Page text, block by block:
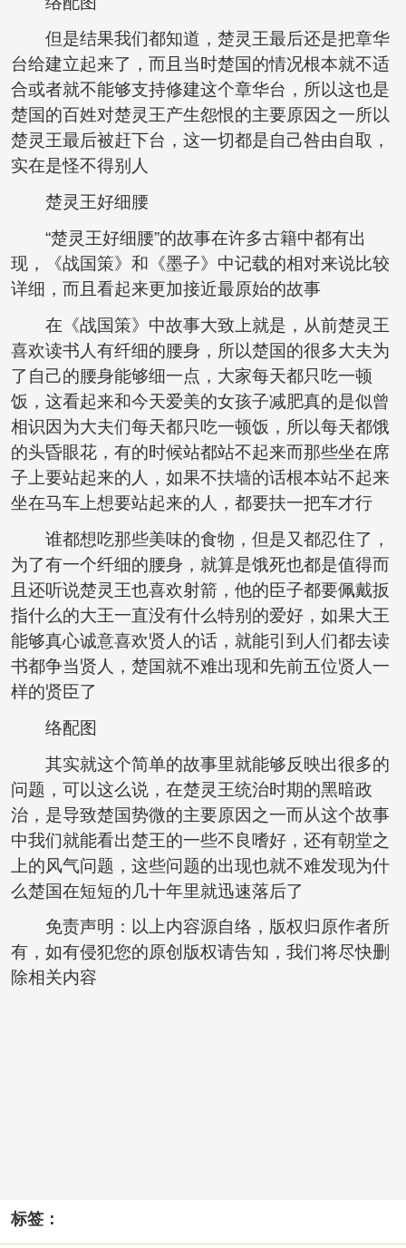
但是结果我们都知道，楚灵王最后还是把章华
台给建立起来了，而且当时楚国的情况根本就不适
合或者就不能够支持修建这个章华台，所以这也是
楚国的百姓对楚灵王产生怨恨的主要原因之一所以
楚灵王最后被赶下台，这一切都是自己咎由自取，
实在是怪不得别人
楚灵王好细腰
“楚灵王好细腰”的故事在许多古籍中都有出
现，《战国策》和《墨子》中记载的相对来说比较
详细，而且看起来更加接近最原始的故事
在《战国策》中故事大致上就是，从前楚灵王
喜欢读书人有纤细的腰身，所以楚国的很多大夫为
了自己的腰身能够细一点，大家每天都只吃一顿
饭，这看起来和今天爱美的女孩子减肥真的是似曾
相识因为大夫们每天都只吃一顿饭，所以每天都饿
的头昏眼花，有的时候站都站不起来而那些坐在席
子上要站起来的人，如果不扶墙的话根本站不起来
坐在马车上想要站起来的人，都要扶一把车才行
谁都想吃那些美味的食物，但是又都忍住了，
为了有一个纤细的腰身，就算是饿死也都是值得而
且还听说楚灵王也喜欢射箭，他的臣子都要佩戴扳
指什么的大王一直没有什么特别的爱好，如果大王
能够真心诚意喜欢贤人的话，就能引到人们都去读
书都争当贤人，楚国就不难出现和先前五位贤人一
样的贤臣了
络配图
其实就这个简单的故事里就能够反映出很多的
问题，可以这么说，在楚灵王统治时期的黑暗政
治，是导致楚国势微的主要原因之一而从这个故事
中我们就能看出楚王的一些不良嗜好，还有朝堂之
上的风气问题，这些问题的出现也就不难发现为什
么楚国在短短的几十年里就迅速落后了
免责声明：以上内容源自络，版权归原作者所
有，如有侵犯您的原创版权请告知，我们将尽快删
除相关内容
标签：